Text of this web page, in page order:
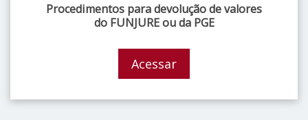
Procedimentos para devolução de valores
do FUNJURE ou da PGE
Acessar